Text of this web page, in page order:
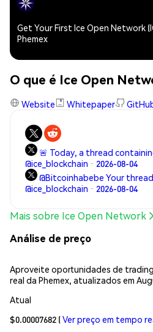
Get Your First Ice Open Network
Phemex
O que é Ice Open
Website Whitepaper
🚨 Today, a thread
@ice_blockchain · 2026-08-04
@Bitcoinhabebe Your
@ice_blockchain · 2026-08-04
Mais sobre Ice Open Network
Análise de preço
Aproveite oportunidades de
real da Phemex, atualizados em
Atual
$0.00007682 (Ver preço em tempo